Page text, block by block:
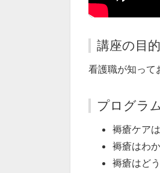
講座の目的
看護職が知って
プログラ
褥瘡ケア
褥瘡はわ
褥瘡はど